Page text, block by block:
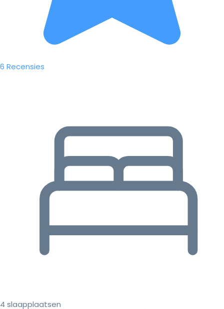
6 Recensies
4 slaapplaatsen